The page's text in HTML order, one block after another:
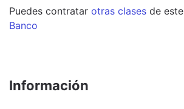
Puedes contratar otras clases de este
Banco
Información